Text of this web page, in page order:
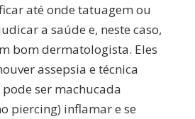
até onde tatuagem ou
a saúde e, neste caso,
bom dermatologista. Eles
assepsia e técnica
ser machucada
piercing) inflamar e se